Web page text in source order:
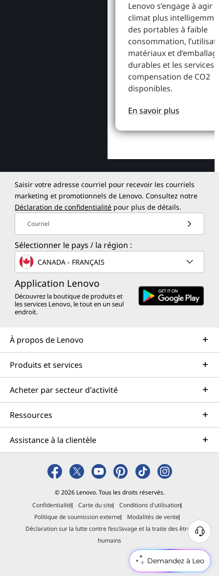
Demandez à Leo
Lenovo s’engage à agir
climat plus
des portables à faible
consommation,
matériaux et
durables et les services
compensation de CO2
disponibles.
En savoir plus
Saisir votre adresse courriel pour recevoir les courriels
marketing et promotionnels de Lenovo. Consultez notre
Déclaration de confidentialité pour plus de détails.
Courriel
Sélectionner le pays / la région :
CANADA - FRANÇAIS
Application Lenovo
Découvrez la boutique de produits et
les services Lenovo, le tout en un seul
endroit.
À propos de Lenovo
Produits et services
Acheter par secteur d'activité
Ressources
Assistance à la clientèle
© 2026 Lenovo. Tous les droits réservés.
Confidentialité
Carte du site
Conditions d'utilisation
Politique de soumission externe
Modalités de vente
Déclaration sur la lutte contre l’esclavage et la traite des êtres
humains
B
e
s
o